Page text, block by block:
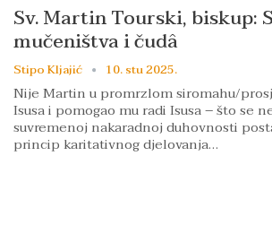
Sv. Martin Tourski, biskup:
mučeništva i čudâ
Stipo Kljajić 10. stu 2025.
Nije Martin u promrzlom siromahu/
Isusa i pomogao mu radi Isusa – što se
suvremenoj nakaradnoj duhovnosti
princip karitativnog djelovanja…